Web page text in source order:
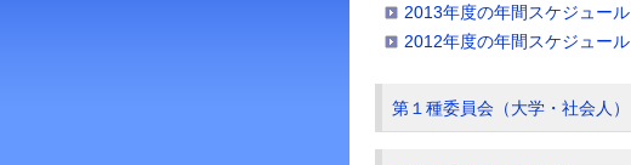
2013年度の年間スケジュール
2012年度の年間スケジュール
第１種委員会（大学・社会人）